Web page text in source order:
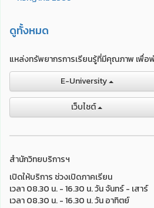
ดูทั้งหมด
แหล่งทรัพยากรการเรียนรู้ที่มีคุณภาพ เพื่
E-University
เว็บไชต์
สำนักวิทยบริการฯ
เปิดให้บริการ ช่วงเปิดภาคเรียน
เวลา 08.30 น. - 16.30 น. วัน จันทร์ - เสาร์
เวลา 08.30 น. - 16.30 น. วัน อาทิตย์